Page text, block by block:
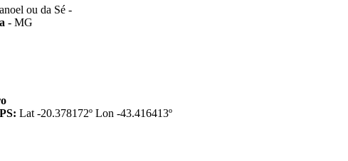
ou da Sé -
- MG
Lat -20.378172º Lon -43.416413º